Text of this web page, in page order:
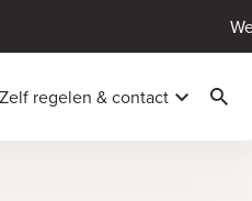
Zelf regelen & contact